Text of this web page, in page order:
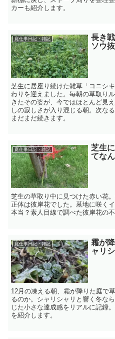
カーも紹介します。
庭仕事日記・雑記
長き
ソウ
芝生に居座り続けた雑草「コニシ
わりを迎えました。毎朝の草取り
きたその姿が、今ではほとんど見
しの寂しさが入り混じる朝。次な
まだまだ続きます。
庭仕事日記・雑記
芝生
てな
芝生の草取り中に見つけた赤い花
正体は彼岸花でした。墓地に咲く
本当？素人目線で調べた彼岸花の
庭仕事日記・雑記
霜が
ャリ
12月の凍える朝、霜が降りた庭で
るのか。シャリシャリと響く冬な
じた小さな達成感をリアルに記録
を紹介します。